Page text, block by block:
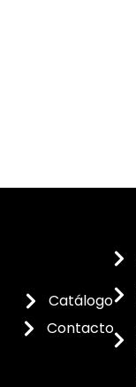
Catálogo
Contacto